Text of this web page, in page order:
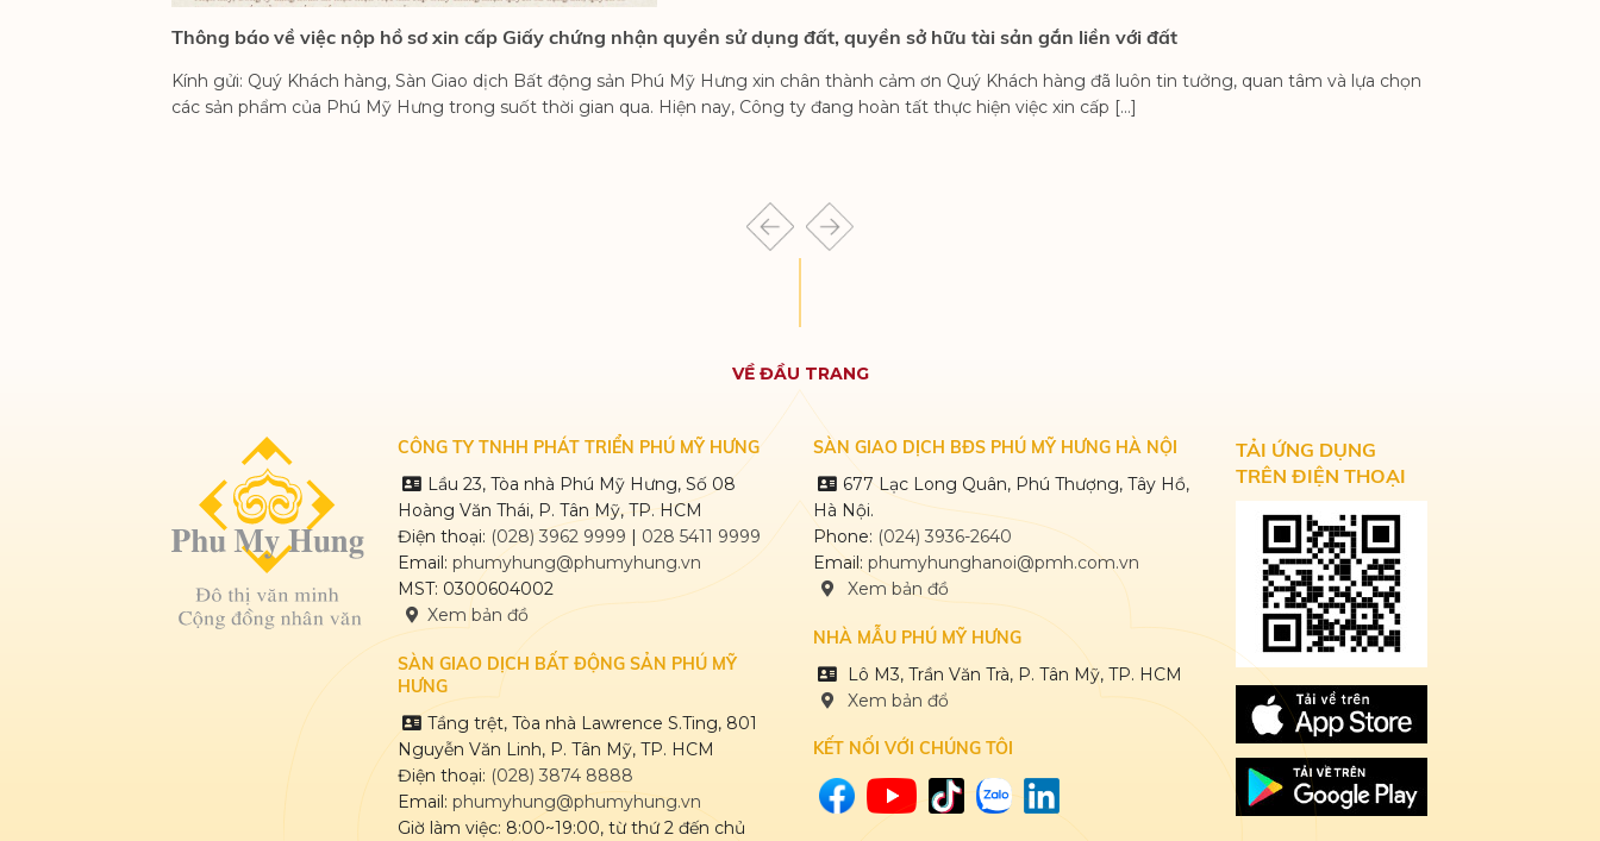
Thông báo về việc nộp hồ sơ xin cấp Giấy chứng nhận quyền sử dụng đất, quyền sở hữu tài sản gắn liền với đất
Kính gửi: Quý Khách hàng, Sàn Giao dịch Bất động sản Phú Mỹ Hưng xin chân thành cảm ơn Quý Khách hàng đã luôn tin tưởng, quan tâm và lựa chọn
các sản phẩm của Phú Mỹ Hưng trong suốt thời gian qua. Hiện nay, Công ty đang hoàn tất thực hiện việc xin cấp […]
VỀ ĐẦU TRANG
CÔNG TY TNHH PHÁT TRIỂN PHÚ MỸ HƯNG
Lầu 23, Tòa nhà Phú Mỹ Hưng, Số 08
Hoàng Văn Thái, P. Tân Mỹ, TP. HCM
Điện thoại: (028) 3962 9999 | 028 5411 9999
Email: phumyhung@phumyhung.vn
MST: 0300604002
Xem bản đồ
SÀN GIAO DỊCH BẤT ĐỘNG SẢN PHÚ MỸ
HƯNG
Tầng trệt, Tòa nhà Lawrence S.Ting, 801
Nguyễn Văn Linh, P. Tân Mỹ, TP. HCM
Điện thoại: (028) 3874 8888
Email: phumyhung@phumyhung.vn
Giờ làm việc: 8:00~19:00, từ thứ 2 đến chủ
SÀN GIAO DỊCH BĐS PHÚ MỸ HƯNG HÀ NỘI
677 Lạc Long Quân, Phú Thượng, Tây Hồ,
Hà Nội.
Phone: (024) 3936-2640
Email: phumyhunghanoi@pmh.com.vn
Xem bản đồ
NHÀ MẪU PHÚ MỸ HƯNG
Lô M3, Trần Văn Trà, P. Tân Mỹ, TP. HCM
Xem bản đổ
KẾT NỐI VỚI CHÚNG TÔI
TẢI ỨNG DỤNG
TRÊN ĐIỆN THOẠI